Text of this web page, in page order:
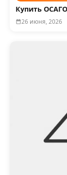
Купить
26 июня, 2026